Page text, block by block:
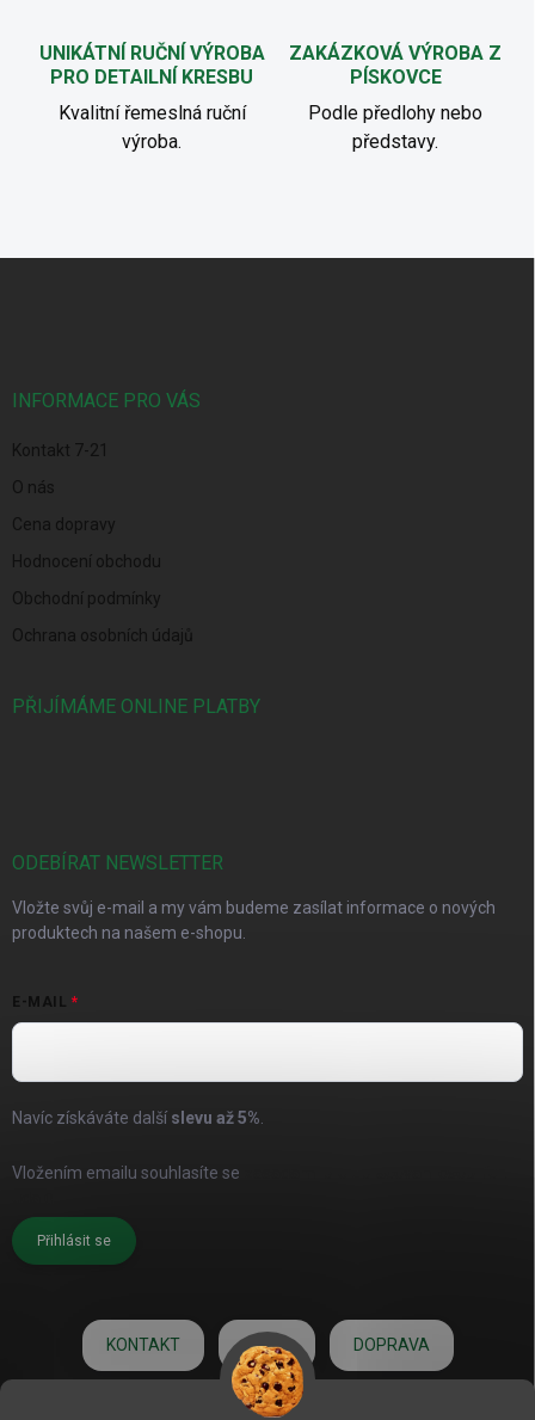
UNIKÁTNÍ RUČNÍ VÝROBA
PRO DETAILNÍ KRESBU
Kvalitní řemeslná ruční
výroba.
ZAKÁZKOVÁ VÝROBA Z
PÍSKOVCE
Podle předlohy nebo
představy.
INFORMACE PRO VÁS
Kontakt 7-21
O nás
Cena dopravy
Hodnocení obchodu
Obchodní podmínky
Ochrana osobních údajů
PŘIJÍMÁME ONLINE PLATBY
ODEBÍRAT NEWSLETTER
Vložte svůj e-mail a my vám budeme zasílat informace o nových
produktech na našem e-shopu.
E-MAIL
Navíc získáváte další slevu až5%.
Vložením emailu souhlasíte se
Přihlásit se
KONTAKT O NÁS DOPRAVA
HODNOCENÍ